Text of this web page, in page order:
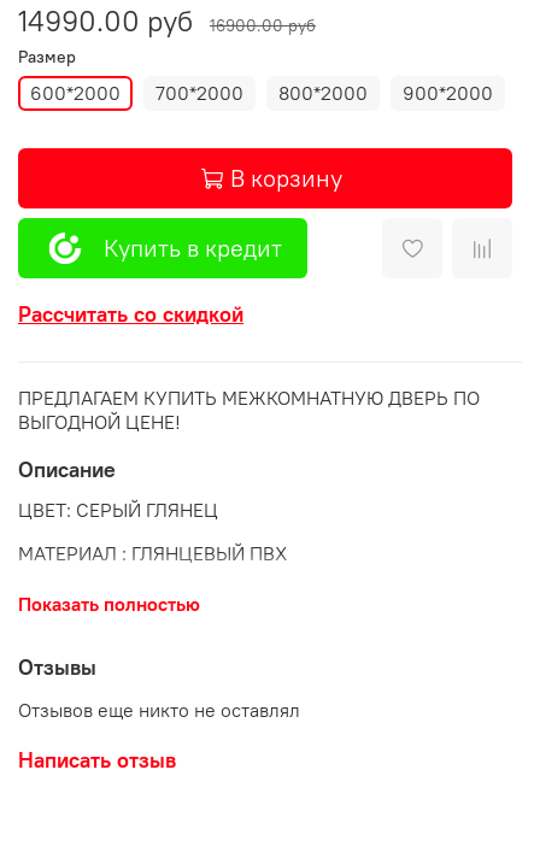
14990.00 руб
16900.00 руб
Размер
600*2000 700*2000 800*2000 900*2000
В корзину
Купить в кредит
Рассчитать со скидкой
ПРЕДЛАГАЕМ КУПИТЬ МЕЖКОМНАТНУЮ ДВЕРЬ ПО
ВЫГОДНОЙ ЦЕНЕ!
Описание
ЦВЕТ: СЕРЫЙ ГЛЯНЕЦ
МАТЕРИАЛ : ГЛЯНЦЕВЫЙ ПВХ
АЛЮМИНИЕВАЯ КРОМКА
ЕСТЬ ПЛИНТУС В ЦВЕТ
Показать полностью
Отзывы
Отзывов еще никто не оставлял
Написать отзыв